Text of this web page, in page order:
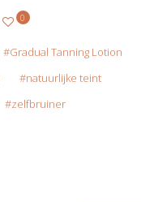
0
Gradual Tanning Lotion
natuurlijke teint
zelfbruiner